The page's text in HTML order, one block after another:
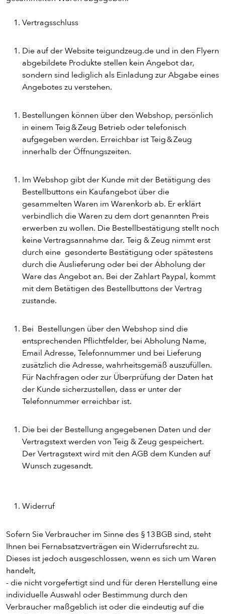
ENTDECKE UNSER ZEUG
CALZONE
Vertragsschluss
Die auf der Website teigundzeug.de und in den Flyern
abgebildete Produkte stellen kein Angebot dar,
sondern sind lediglich als Einladung zur Abgabe eines
Angebotes zu verstehen.
Bestellungen können über den Webshop, persönlich
in einem Teig & Zeug Betrieb oder telefonisch
aufgegeben werden. Erreichbar ist Teig & Zeug
innerhalb der Öffnungszeiten.
Im Webshop gibt der Kunde mit der Betätigung des
Bestellbuttons ein Kaufangebot über die
gesammelten Waren im Warenkorb ab. Er erklärt
verbindlich die Waren zu dem dort genannten Preis
erwerben zu wollen. Die Bestellbestätigung stellt noch
keine Vertragsannahme dar. Teig & Zeug nimmt erst
durch eine gesonderte Bestätigung oder spätestens
durch die Auslieferung oder bei der Abholung der
Ware das Angebot an. Bei der Zahlart Paypal, kommt
mit dem Betätigen des Bestellbuttons der Vertrag
zustande.
Bei Bestellungen über den Webshop sind die
entsprechenden Pflichtfelder, bei Abholung Name,
Email Adresse, Telefonnummer und bei Lieferung
zusätzlich die Adresse, wahrheitsgemäß auszufüllen.
Für Nachfragen oder zur Überprüfung der Daten hat
der Kunde sicherzustellen, dass er unter der
Telefonnummer erreichbar ist.
Die bei der Bestellung angegebenen Daten und der
Vertragstext werden von Teig & Zeug gespeichert.
Der Vertragstext wird mit den AGB dem Kunden auf
Wunsch zugesandt.
Widerruf
Sofern Sie Verbraucher im Sinne des § 13 BGB sind, steht
Ihnen bei Fernabsatzverträgen ein Widerrufsrecht zu.
Dieses ist jedoch ausgeschlossen, wenn es sich um Waren
handelt,
- die nicht vorgefertigt sind und für deren Herstellung eine
individuelle Auswahl oder Bestimmung durch den
Verbraucher maßgeblich ist oder die eindeutig auf die